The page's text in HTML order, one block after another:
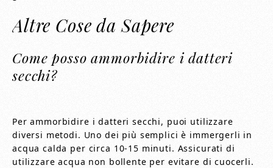
Altre Cose da Sapere
Come posso ammorbidire i datteri
secchi?
Per ammorbidire i datteri secchi, puoi utilizzare
diversi metodi. Uno dei più semplici è immergerli in
acqua calda per circa 10-15 minuti. Assicurati di
utilizzare acqua non bollente per evitare di cuocerli.